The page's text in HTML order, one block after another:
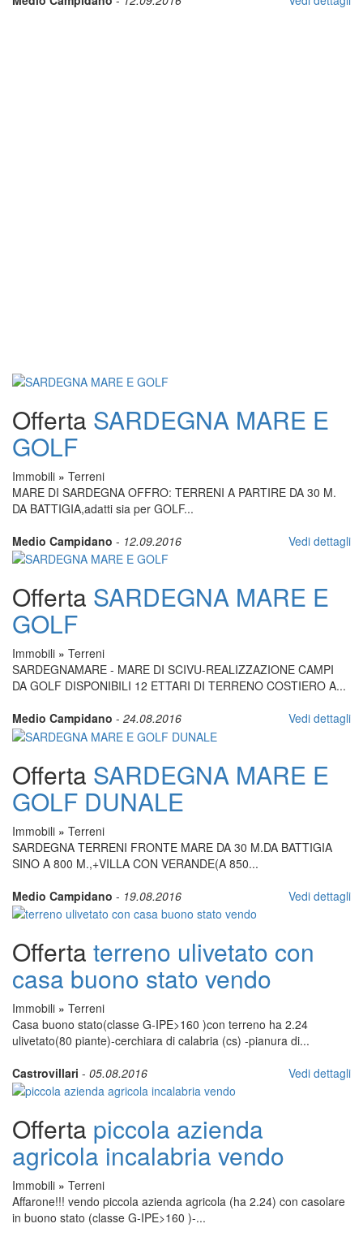
Offerta SARDEGNA MARE E
GOLF
Immobili » Terreni
MARE DI SARDEGNA OFFRO: TERRENI A PARTIRE DA 30 M.
DA BATTIGIA,adatti sia per GOLF...
Medio Campidano - 12.09.2016 Vedi dettagli
Offerta SARDEGNA MARE E
GOLF
Immobili » Terreni
SARDEGNAMARE - MARE DI SCIVU-REALIZZAZIONE CAMPI
DA GOLF DISPONIBILI 12 ETTARI DI TERRENO COSTIERO A...
Medio Campidano - 24.08.2016 Vedi dettagli
Offerta SARDEGNA MARE E
GOLF DUNALE
Immobili » Terreni
SARDEGNA TERRENI FRONTE MARE DA 30 M.DA BATTIGIA
SINO A 800 M.,+VILLA CON VERANDE(A 850...
Medio Campidano - 19.08.2016 Vedi dettagli
Offerta terreno ulivetato con
casa buono stato vendo
Immobili » Terreni
Casa buono stato(classe G-IPE>160 )con terreno ha 2.24
ulivetato(80 piante)-cerchiara di calabria (cs) -pianura di...
Castrovillari - 05.08.2016 Vedi dettagli
Offerta piccola azienda
agricola incalabria vendo
Immobili » Terreni
Affarone!!! vendo piccola azienda agricola (ha 2.24) con casolare
in buono stato (classe G-IPE>160 )-...